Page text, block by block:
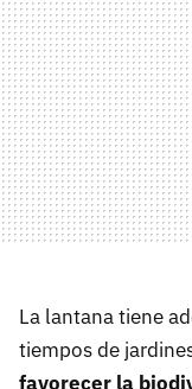
La lantana tiene
tiempos de
favorecer la